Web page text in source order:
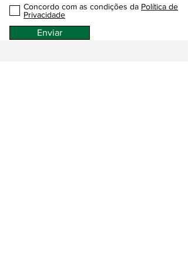
Concordo com as condições da Política de
Privacidade
Enviar